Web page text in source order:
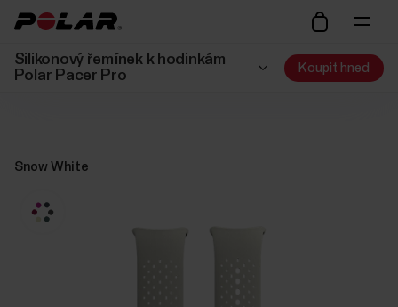
Silikonový řemínek k hodinkám
Polar Pacer Pro
Koupit hned
Snow White